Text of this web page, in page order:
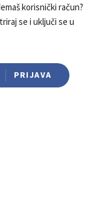
korisnički račun?
se i uključi se u
PRIJAVA